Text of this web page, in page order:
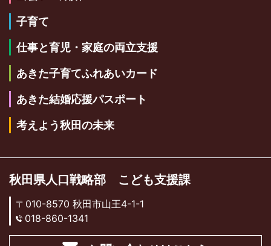
子育て
仕事と育児・家庭の両立支援
あきた子育てふれあいカード
あきた結婚応援パスポート
考えよう秋田の未来
秋田県人口戦略部 こども支援課
〒010-8570 秋田市山王4-1-1
018-860-1341